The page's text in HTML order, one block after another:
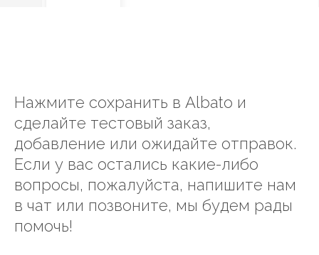
Нажмите сохранить в Albato и
сделайте тестовый заказ,
добавление или ожидайте отправок.
Если у вас остались какие-либо
вопросы, пожалуйста, напишите нам
в чат или позвоните, мы будем рады
помочь!